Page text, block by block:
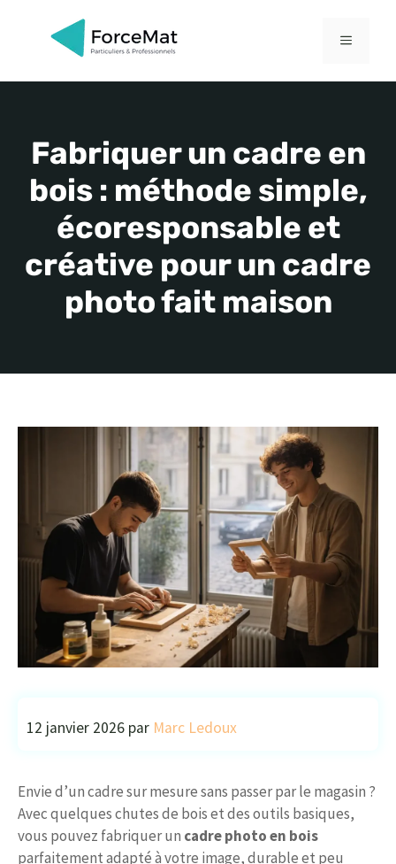
MENU
Fabriquer un cadre en
bois : méthode simple,
écoresponsable et
créative pour un cadre
photo fait maison
12 janvier 2026 par Marc Ledoux
Envie d’un cadre sur mesure sans passer par le magasin ?
Avec quelques chutes de bois et des outils basiques,
vous pouvez fabriquer un cadre photo en bois
parfaitement adapté à votre image, durable et peu